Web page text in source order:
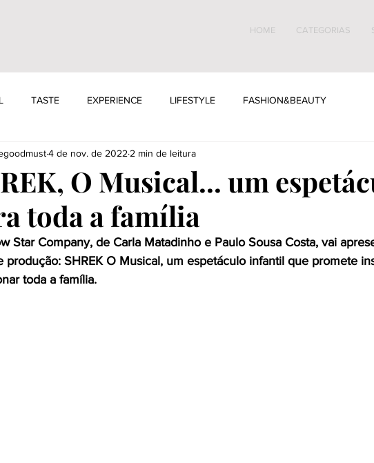
HOME CATEGORIAS
TASTE EXPERIENCE LIFESTYLE FASHION&BEAUTY
O Musical... um
toda a família
4 de nov. de 2022 2 min de leitura
Star Company, de Carla Matadinho e Paulo Sousa Costa, vai
produção: SHREK O Musical, um espetáculo infantil que promete
toda a família.